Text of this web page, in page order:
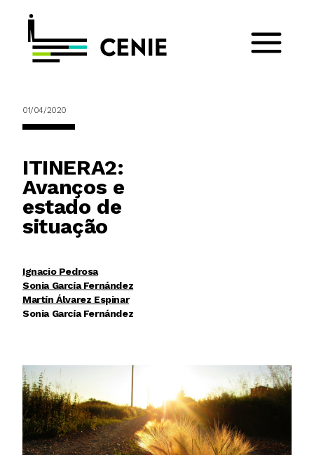
01/04/2020
ITINERA2:
Avanços e
estado de
situação
Ignacio Pedrosa
Sonia García Fernández
Martín Álvarez Espinar
Sonia García Fernández